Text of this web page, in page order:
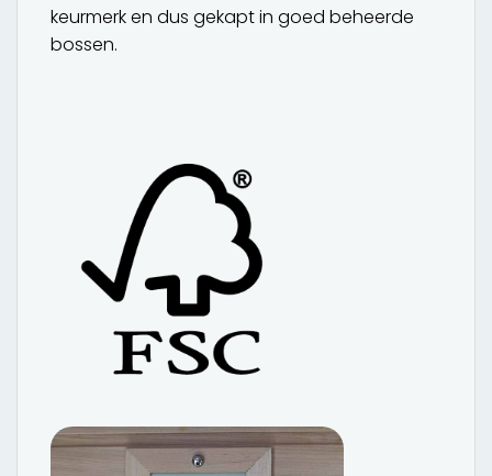
keurmerk en dus gekapt in goed beheerde
bossen.